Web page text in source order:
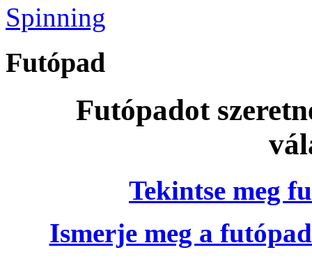
Spinning
Futópad
Futópadot
Tekintse meg
Ismerje meg a